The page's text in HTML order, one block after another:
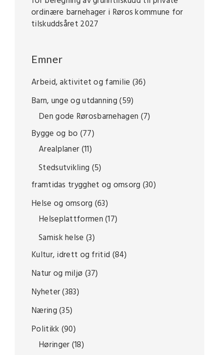
ordinære barnehager i Røros kommune for
tilskuddsåret 2027
Emner
Arbeid, aktivitet og familie (36)
Barn, unge og utdanning(59)
Den gode Rørosbarnehagen (7)
Bygge og bo (77)
Arealplaner(11)
Stedsutvikling (5)
framtidas trygghet og omsorg (30)
Helse og omsorg (63)
Helseplattformen(17)
Samisk helse (3)
Kultur, idrett og fritid (84)
Natur og miljø (37)
Nyheter(383)
Næring(35)
Politikk (90)
Høringer(18)